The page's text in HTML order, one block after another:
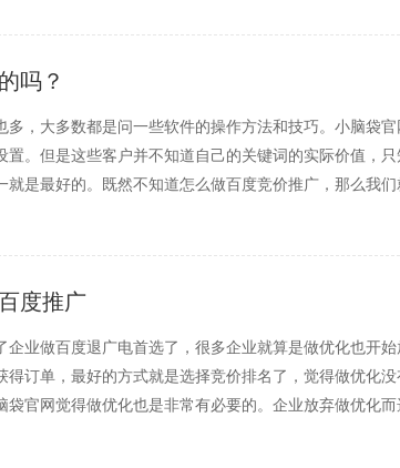
吗？
多，大多数都是问一些软件的操作方法和技巧。小脑袋
。但是这些客户并不知道自己的关键词的实际价值，只
就是最好的。既然不知道怎么做百度竞价推广，那么我
度推广
企业做百度退广电首选了，很多企业就算是做优化也开
得订单，最好的方式就是选择竞价排名了，觉得做优化
袋官网觉得做优化也是非常有必要的。企业放弃做优化